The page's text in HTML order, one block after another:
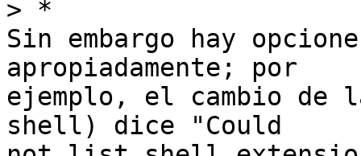
>
Sin embargo hay
apropiadamente; por
ejemplo, el cambio de
shell) dice "Could